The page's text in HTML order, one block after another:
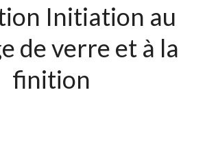
Initiation au
de verre et à la
finition